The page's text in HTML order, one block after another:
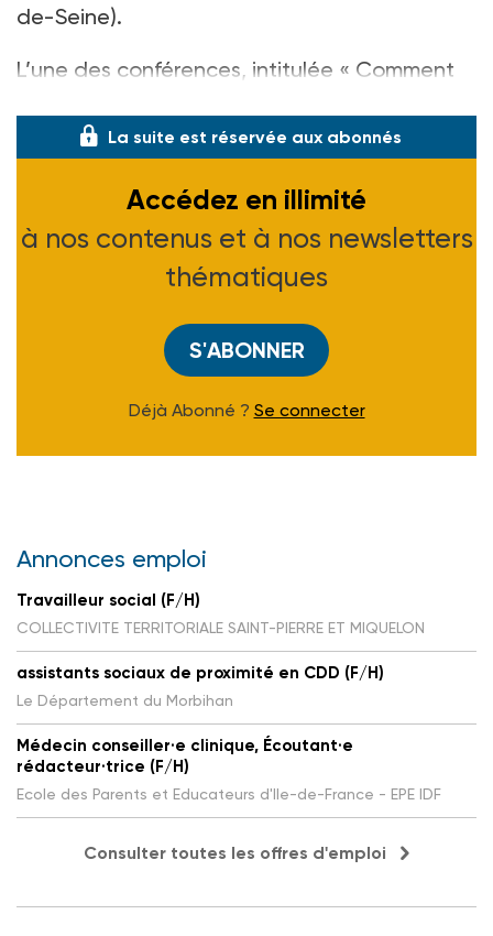
de-Seine).
L’une des conférences, intitulée « Comment
La suite est réservée aux abonnés
Accédez en illimité
à nos contenus et à nos newsletters
thématiques
S'ABONNER
Déjà Abonné ? Se connecter
Annonces emploi
Travailleur social (F/H)
COLLECTIVITE TERRITORIALE SAINT-PIERRE ET MIQUELON
assistants sociaux de proximité en CDD (F/H)
Le Département du Morbihan
Médecin conseiller·e clinique, Écoutant·e
rédacteur·trice (F/H)
Ecole des Parents et Educateurs d'Ile-de-France - EPE IDF
Consulter toutes les offres d'emploi